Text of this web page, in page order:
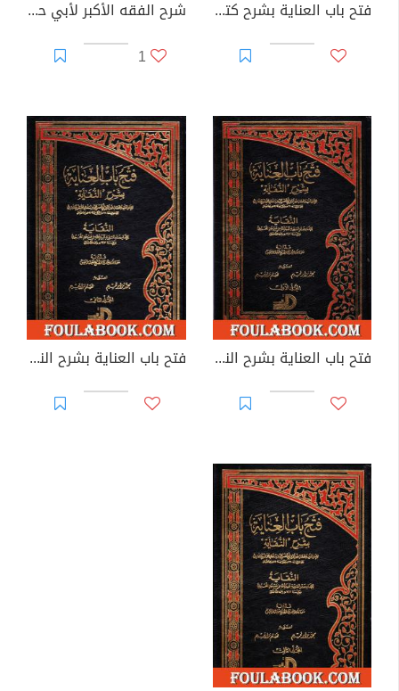
فتح باب العناية بشرح كتاب النقاية - المجلد الثالث
شرح الفقه الأكبر لأبي حنيفة النعمان
1
فتح باب العناية بشرح النقاية - المجلد الأول فتح باب العناية بشرح النقاية - المجلد الثاني